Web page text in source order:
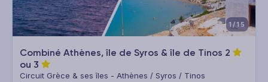
1/15
Combiné Athènes, île de Syros & île de Tinos 2
ou 3
Circuit Grèce & ses îles - Athènes / Syros / Tinos